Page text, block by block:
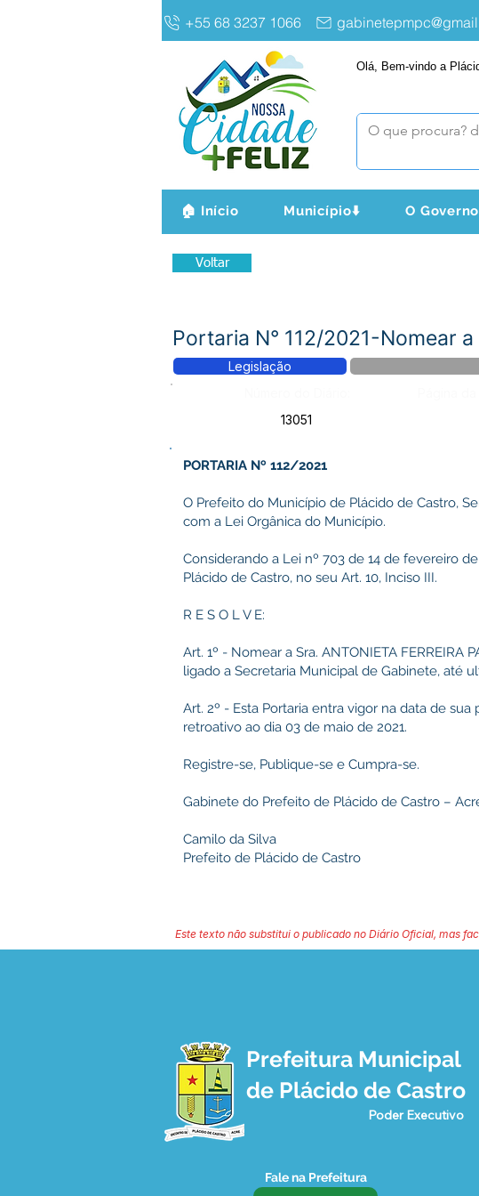
+55 68 3237 1066
Olá, Bem-vindo a
🏠 Início Município⬇️ O
Voltar
Portaria N° 112/2021-Nomear a
Legislação
13051
PORTARIA Nº 112/2021
O Prefeito do Município de Plácido de Castro,
com a Lei Orgânica do Município.
Considerando a Lei nº 703 de 14 de fevereiro
Plácido de Castro, no seu Art. 10, Inciso III.
R E S O L V E:
Art. 1º - Nomear a Sra. ANTONIETA
ligado a Secretaria Municipal de Gabinete, até
Art. 2º - Esta Portaria entra vigor na data de
retroativo ao dia 03 de maio de 2021.
Registre-se, Publique-se e Cumpra-se.
Gabinete do Prefeito de Plácido de Castro –
Camilo da Silva
Prefeito de Plácido de Castro
Este texto não substitui o publicado no Diário Oficial, mas
Prefeitura Municipal
de Plácido de Castro
Poder Executivo
Fale na Prefeitura